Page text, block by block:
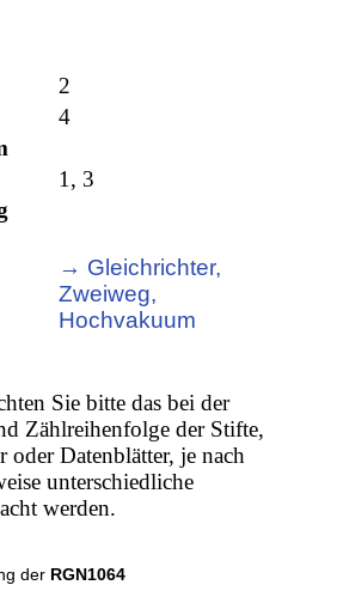
2
4
1, 3
→ Gleichrichter,
Zweiweg,
Hochvakuum
Sie bitte das bei der
Zählreihenfolge der Stifte,
oder Datenblätter, je nach
unterschiedliche
werden.
der RGN1064